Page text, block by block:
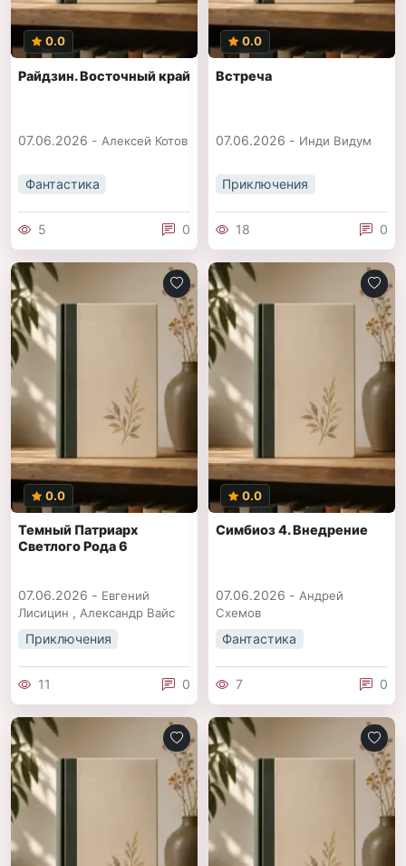
0.0
Райдзин. Восточный край
07.06.2026 - Алексей Котов
Фантастика
5 0
0.0
Встреча
07.06.2026 - Инди Видум
Приключения
18 0
0.0
Темный Патриарх
Светлого Рода 6
07.06.2026 - Евгений
Лисицин , Александр Вайс
Приключения
11 0
0.0
Симбиоз 4. Внедрение
07.06.2026 - Андрей
Схемов
Фантастика
7 0